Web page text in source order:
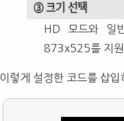
③ 크기 선택
HD 모드와 일
873x525를 지원
이렇게 설정한 코드를 삽